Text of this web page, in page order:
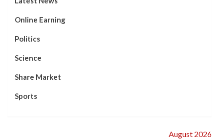
Online Earning
Politics
Science
Share Market
Sports
August 2026